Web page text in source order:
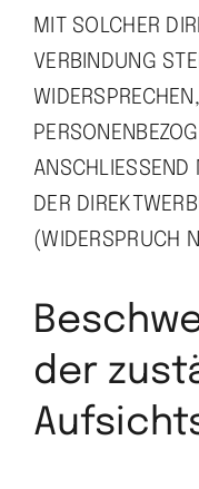
MIT SOLCHER
VERBINDUNG
ANSCHLIESSEND
DER
(WIDERSPRUCH
der